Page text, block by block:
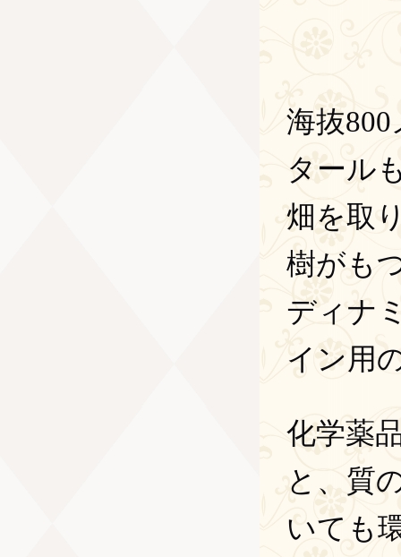
海抜
タール
畑を取
樹がも
ディナ
イン用
化学薬
と、質
いても